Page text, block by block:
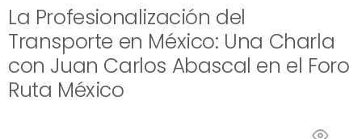
La Profesionalización del
Transporte en México: Una Charla
con Juan Carlos Abascal en el Foro
Ruta México